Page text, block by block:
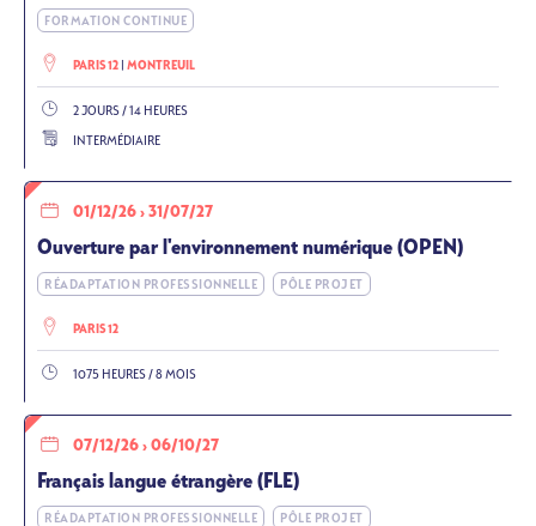
FORMATION CONTINUE
PARIS 12 MONTREUIL
2 JOURS / 14 HEURES
INTERMÉDIAIRE
01/12/26 › 31/07/27
Ouverture par l'environnement numérique (OPEN)
RÉADAPTATION PROFESSIONNELLE PÔLE PROJET
PARIS 12
1075 HEURES / 8 MOIS
07/12/26 › 06/10/27
Français langue étrangère (FLE)
RÉADAPTATION PROFESSIONNELLE PÔLE PROJET